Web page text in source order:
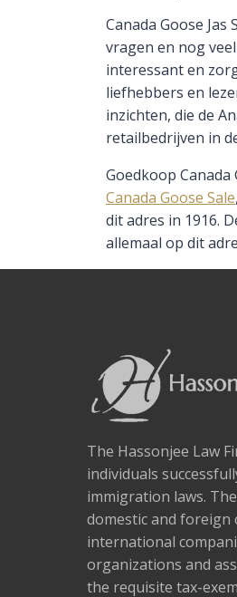
Canada Goose
vragen en nog
interessant en
liefhebbers en
inzichten, die de
retailbedrijven in
Goedkoop
Canada Goose Sale
dit adres in 1916.
allemaal op dit
The Hassonjee Law
individuals
immigration laws.
domestic and foreign
international
organizations and
the requisite tax-